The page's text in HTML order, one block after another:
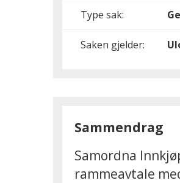
Type sak:
Saken gjelder:
Sammendrag
Samordna
rammeavtale